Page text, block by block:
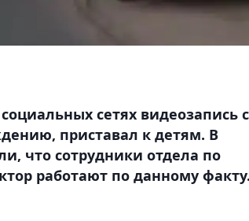
сетях видеозапись
приставал к детям. В
что сотрудники отдела по
работают по данному